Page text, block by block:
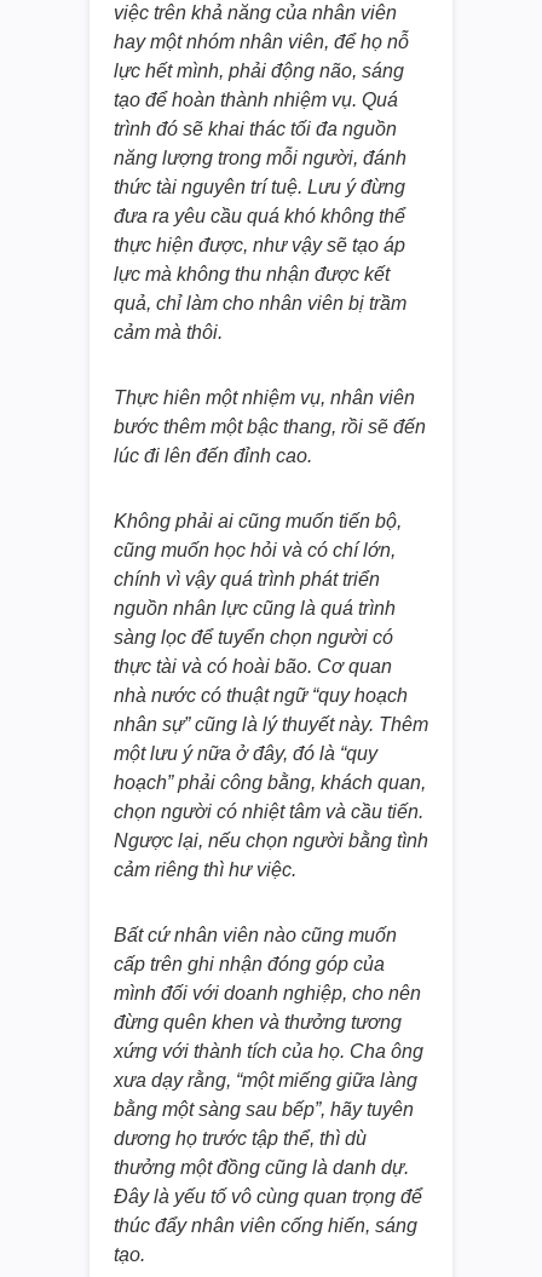
việc trên khả năng của nhân viên
hay một nhóm nhân viên, để họ nỗ
lực hết mình, phải động não, sáng
tạo để hoàn thành nhiệm vụ. Quá
trình đó sẽ khai thác tối đa nguồn
năng lượng trong mỗi người, đánh
thức tài nguyên trí tuệ. Lưu ý đừng
đưa ra yêu cầu quá khó không thể
thực hiện được, như vậy sẽ tạo áp
lực mà không thu nhận được kết
quả, chỉ làm cho nhân viên bị trầm
cảm mà thôi.
Thực hiên một nhiệm vụ, nhân viên
bước thêm một bậc thang, rồi sẽ đến
lúc đi lên đến đỉnh cao.
Không phải ai cũng muốn tiến bộ,
cũng muốn học hỏi và có chí lớn,
chính vì vậy quá trình phát triển
nguồn nhân lực cũng là quá trình
sàng lọc để tuyển chọn người có
thực tài và có hoài bão. Cơ quan
nhà nước có thuật ngữ “quy hoạch
nhân sự” cũng là lý thuyết này. Thêm
một lưu ý nữa ở đây, đó là “quy
hoạch” phải công bằng, khách quan,
chọn người có nhiệt tâm và cầu tiến.
Ngược lại, nếu chọn người bằng tình
cảm riêng thì hư việc.
Bất cứ nhân viên nào cũng muốn
cấp trên ghi nhận đóng góp của
mình đối với doanh nghiệp, cho nên
đừng quên khen và thưởng tương
xứng với thành tích của họ. Cha ông
xưa dạy rằng, “một miếng giữa làng
bằng một sàng sau bếp”, hãy tuyên
dương họ trước tập thể, thì dù
thưởng một đồng cũng là danh dự.
Đây là yếu tố vô cùng quan trọng để
thúc đẩy nhân viên cống hiến, sáng
tạo.